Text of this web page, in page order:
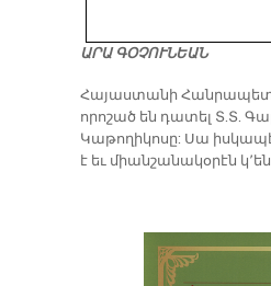
ԱՐԱ ԳՕՉՈՒՆԵԱՆ
​Հայաստանի
որոշած են դատել Տ.Տ.
Կաթողիկոսը: Սա
է եւ միանշանակօրէն